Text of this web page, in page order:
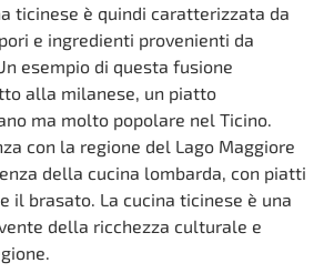
ticinese è quindi caratterizzata da
e ingredienti provenienti da
esempio di questa fusione
alla milanese, un piatto
ma molto popolare nel Ticino.
con la regione del Lago Maggiore
della cucina lombarda, con piatti
il brasato. La cucina ticinese è una
della ricchezza culturale e